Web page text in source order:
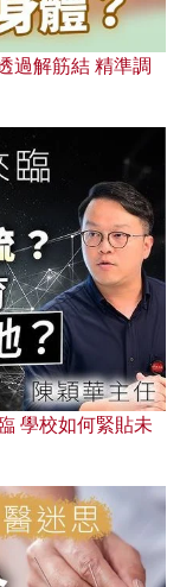
過解筋結 精準調
學校如何緊貼未